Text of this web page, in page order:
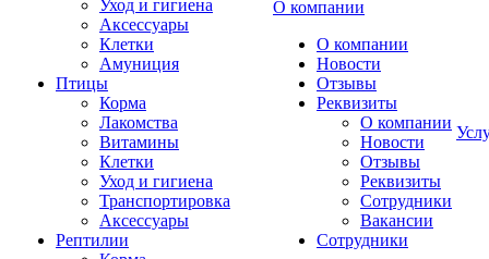
Уход и гигиена
Аксессуары
Клетки
Амуниция
Птицы
Корма
Лакомства
Витамины
Клетки
Уход и гигиена
Транспортировка
Аксессуары
Рептилии
О компании
О компании
Новости
Отзывы
Реквизиты
О компании
Новости
Отзывы
Реквизиты
Сотрудники
Вакансии
Сотрудники